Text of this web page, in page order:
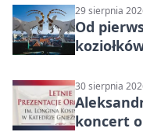
29 sierpnia
Od
30 sierpnia
koncert